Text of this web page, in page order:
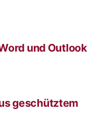
und Outlook
geschütztem